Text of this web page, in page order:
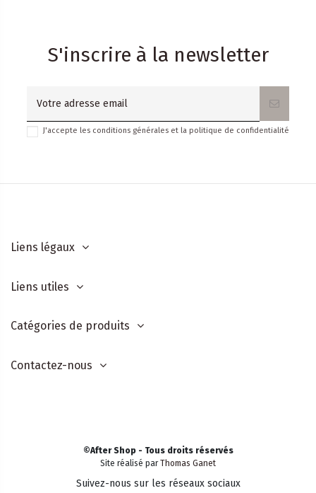
S'inscrire à la newsletter
J'accepte les conditions générales et la politique de confidentialité
Liens légaux
Liens utiles
Catégories de produits
Contactez-nous
©After Shop - Tous droits réservés
Site réalisé parThomas Ganet
Suivez-nous sur les réseaux sociaux